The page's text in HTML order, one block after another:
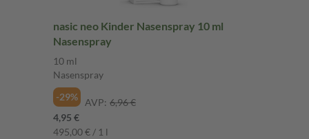
nasic neo Kinder Nasenspray 10 ml
Nasenspray
10 ml
Nasenspray
-29% AVP: 6,96 €
4,95 €
495,00 € / 1 l